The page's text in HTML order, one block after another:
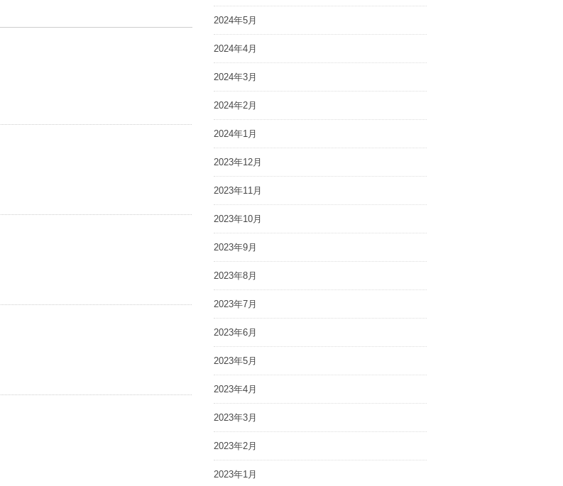
2024年5月
2024年4月
2024年3月
2024年2月
2024年1月
2023年12月
2023年11月
2023年10月
2023年9月
2023年8月
2023年7月
2023年6月
2023年5月
2023年4月
2023年3月
2023年2月
2023年1月